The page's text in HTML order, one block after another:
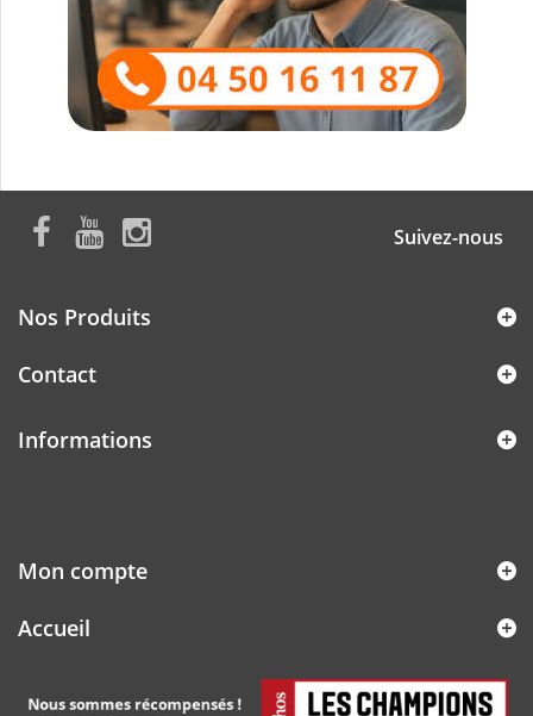
Suivez-nous
Nos Produits
Contact
Informations
Mon compte
Accueil